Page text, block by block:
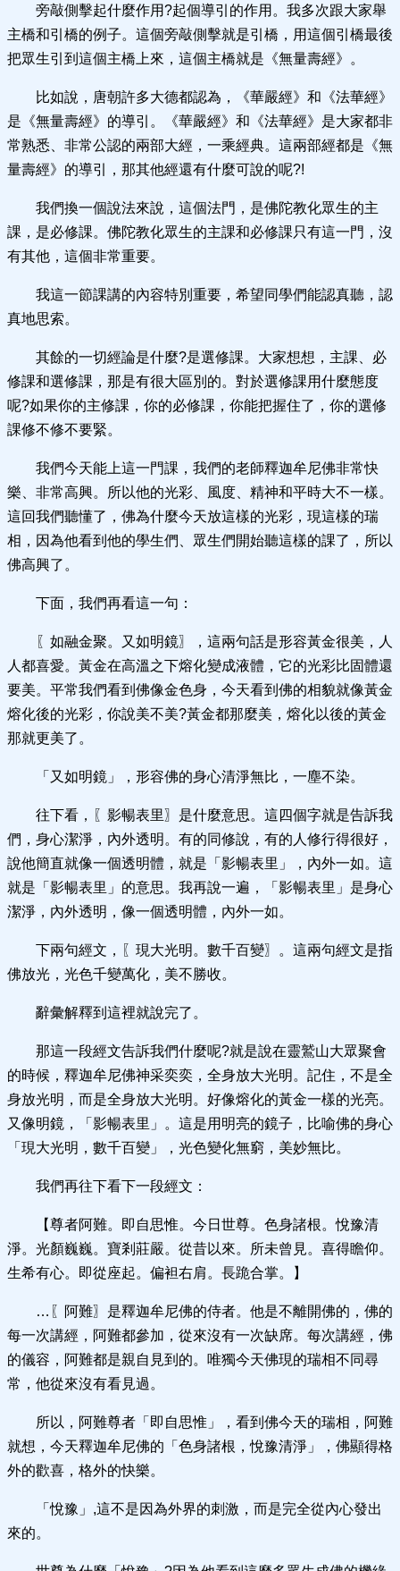
旁敲側擊起什麼作用?起個導引的作用。我多次跟大家舉
主橋和引橋的例子。這個旁敲側擊就是引橋，用這個引橋最後
把眾生引到這個主橋上來，這個主橋就是《無量壽經》。
比如說，唐朝許多大德都認為，《華嚴經》和《法華經》
是《無量壽經》的導引。《華嚴經》和《法華經》是大家都非
常熟悉、非常公認的兩部大經，一乘經典。這兩部經都是《無
量壽經》的導引，那其他經還有什麼可說的呢?!
我們換一個說法來說，這個法門，是佛陀教化眾生的主
課，是必修課。佛陀教化眾生的主課和必修課只有這一門，沒
有其他，這個非常重要。
我這一節課講的內容特別重要，希望同學們能認真聽，認
真地思索。
其餘的一切經論是什麼?是選修課。大家想想，主課、必
修課和選修課，那是有很大區別的。對於選修課用什麼態度
呢?如果你的主修課，你的必修課，你能把握住了，你的選修
課修不修不要緊。
我們今天能上這一門課，我們的老師釋迦牟尼佛非常快
樂、非常高興。所以他的光彩、風度、精神和平時大不一樣。
這回我們聽懂了，佛為什麼今天放這樣的光彩，現這樣的瑞
相，因為他看到他的學生們、眾生們開始聽這樣的課了，所以
佛高興了。
下面，我們再看這一句：
〖如融金聚。又如明鏡〗，這兩句話是形容黃金很美，人
人都喜愛。黃金在高溫之下熔化變成液體，它的光彩比固體還
要美。平常我們看到佛像金色身，今天看到佛的相貌就像黃金
熔化後的光彩，你說美不美?黃金都那麼美，熔化以後的黃金
那就更美了。
「又如明鏡」，形容佛的身心清淨無比，一塵不染。
往下看，〖影暢表里〗是什麼意思。這四個字就是告訴我
們，身心潔淨，內外透明。有的同修說，有的人修行得很好，
說他簡直就像一個透明體，就是「影暢表里」，內外一如。這
就是「影暢表里」的意思。我再說一遍，「影暢表里」是身心
潔淨，內外透明，像一個透明體，內外一如。
下兩句經文，〖現大光明。數千百變〗。這兩句經文是指
佛放光，光色千變萬化，美不勝收。
辭彙解釋到這裡就說完了。
那這一段經文告訴我們什麼呢?就是說在靈鷲山大眾聚會
的時候，釋迦牟尼佛神采奕奕，全身放大光明。記住，不是全
身放光明，而是全身放大光明。好像熔化的黃金一樣的光亮。
又像明鏡，「影暢表里」。這是用明亮的鏡子，比喻佛的身心
「現大光明，數千百變」，光色變化無窮，美妙無比。
我們再往下看下一段經文：
【尊者阿難。即自思惟。今日世尊。色身諸根。悅豫清
淨。光顏巍巍。寶剎莊嚴。從昔以來。所未曾見。喜得瞻仰。
生希有心。即從座起。偏袒右肩。長跪合掌。】
…〖阿難〗是釋迦牟尼佛的侍者。他是不離開佛的，佛的
每一次講經，阿難都參加，從來沒有一次缺席。每次講經，佛
的儀容，阿難都是親自見到的。唯獨今天佛現的瑞相不同尋
常，他從來沒有看見過。
所以，阿難尊者「即自思惟」，看到佛今天的瑞相，阿難
就想，今天釋迦牟尼佛的「色身諸根，悅豫清淨」，佛顯得格
外的歡喜，格外的快樂。
「悅豫」,這不是因為外界的刺激，而是完全從內心發出
來的。